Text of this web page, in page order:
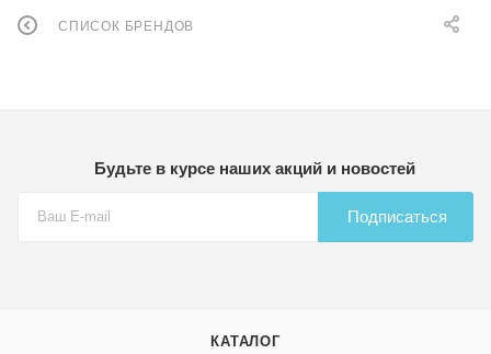
СПИСОК БРЕНДОВ
Будьте в курсе наших акций и новостей
Подписаться
КАТАЛОГ